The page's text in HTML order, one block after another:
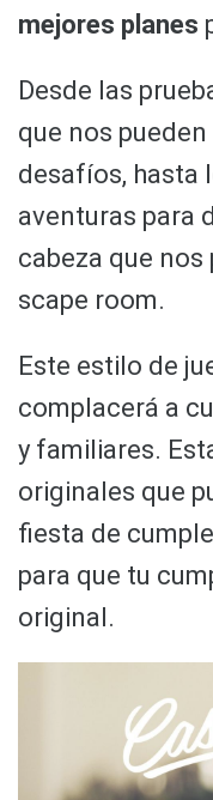
mejores planes
Desde las
que nos
desafíos, hasta
aventuras para
cabeza que
scape room.
Este estilo de
complacerá a
y familiares.
originales que
fiesta de
para que tu
original.